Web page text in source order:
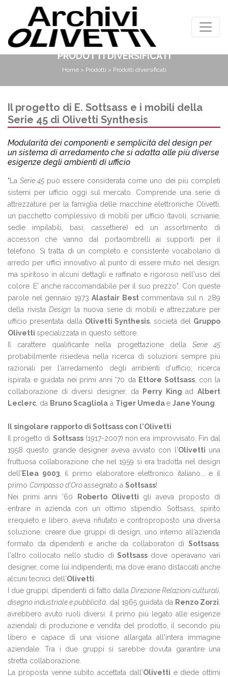
PRODOTTI DIVERSIFICATI
Home> Prodotti > Prodotti diversificati
Il progetto di E. Sottsass e i mobili della
Serie 45 di Olivetti Synthesis
Modularità dei componenti e semplicità del design per
un sistema di arredamento che si adatta alle più diverse
esigenze degli ambienti di ufficio
"LaSerie 45 può essere considerata come uno dei più completi
sistemi per ufficio oggi sul mercato. Comprende una serie di
attrezzature per la famiglia delle macchine elettroniche Olivetti,
un pacchetto complessivo di mobili per ufficio (tavoli, scrivanie,
sedie impilabili, basi, cassettiere) ed un assortimento di
accessori che vanno dal portaombrelli ai supporti per il
telefono. Si tratta di un completo e consistente vocabolario di
arredo per uffici innovativo al punto di essere muto nel design,
ma spiritoso in alcuni dettagli e raffinato e rigoroso nell'uso del
colore. E' anche raccomandabile per il suo prezzo". Con queste
parole nel gennaio 1973Alastair Best commentava sul n. 289
della rivistaDesign la nuova serie di mobili e attrezzature per
ufficio presentata dalla Olivetti Synthesis , società del Gruppo
Olivetti specializzata in questo settore.
Il carattere qualificante nella progettazione della Serie 45
probabilmente risiedeva nella ricerca di soluzioni sempre più
razionali per l'arredamento degli ambienti d'ufficio; ricerca
ispirata e guidata nei primi anni '70 da Ettore Sottsass, con la
collaborazione di diversi designer, da
Perry Kingad Albert
Leclerc , da Bruno Scagliola a Tiger Umedae Jane Young
Il singolare rapporto di Sottsass con l'Olivetti
Il progetto di Sottsass(1917-2007) non era improvvisato. Fin dal
1958 questo grande designer aveva avviato con l'Olivetti una
fruttuosa collaborazione che nel 1959 si era tradotta nel design
dell' Elea 9003, il primo elaboratore elettronico italiano... e il
primo Compasso d'Oroassegnato a Sottsass!
Nei primi anni '60
Roberto Olivetti gli aveva proposto di
entrare in azienda con un ottimo stipendio. Sottsass, spirito
irrequieto e libero, aveva rifiutato e controproposto una diversa
soluzione: creare due gruppi di design, uno interno all'azienda
formato da dipendenti e anche da collaboratori di Sottsass
l'altro collocato nello studio di Sottsassdove operavano vari
designer, come lui indipendenti, ma dove erano distaccati anche
alcuni tecnici dell'Olivetti
I due gruppi, dipendenti di fatto dalla Direzione Relazioni culturali,
disegno industriale e pubblicità , dal 1965 guidata da Renzo Zorzi
avrebbero avuto ruoli diversi: il primo più legato alle esigenze
aziendali di produzione e vendita del prodotto, il secondo più
libero e capace di una visione allargata all'intera immagine
aziendale. Tra i due gruppi si sarebbe dovuta garantire una
stretta collaborazione.
La proposta venne subito accettata dall'Olivetti e diede ottimi